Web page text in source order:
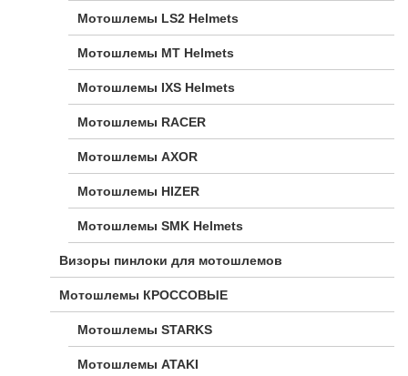
Мотошлемы LS2 Helmets
Мотошлемы MT Helmets
Мотошлемы IXS Helmets
Мотошлемы RACER
Мотошлемы AXOR
Мотошлемы HIZER
Мотошлемы SMK Helmets
Визоры пинлоки для мотошлемов
Мотошлемы КРОССОВЫЕ
Мотошлемы STARKS
Мотошлемы ATAKI